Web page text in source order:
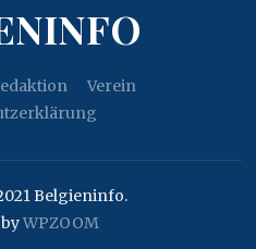
Verein
Belgieninfo.
WPZOOM